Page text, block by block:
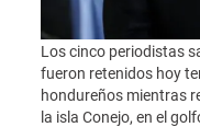
Los cinco periodistas
fueron retenidos hoy
hondureños mientras
la isla Conejo, en el